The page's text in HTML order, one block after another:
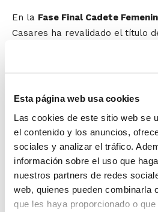
Esta página web usa cookies
Las cookies de este sitio web se
el contenido y los anuncios,
sociales y analizar el tráfico.
información sobre el uso que
nuestros partners de redes
web, quienes pueden combinarla
que les haya proporcionado o
En la Fase Final Cadete
Casares ha revalidado el título
un duro rival como el BF San
alicantinas supieron contener
diferencia estuvo casi siempre
jugadoras de Laura Lago, que
remontada se ponía cada vez
minutos pasaban y pese a que
que la remontada parecía
consiguió aguantar y lograr el
finales más igualadas de los